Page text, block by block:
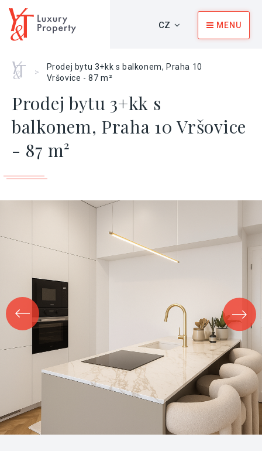
CZ MENU
Home
>
Prodej bytu 3+kk s balkonem, Praha 10
Vršovice - 87 m²
Prodej bytu 3+kk s
balkonem, Praha 10 Vršovice
- 87 m²